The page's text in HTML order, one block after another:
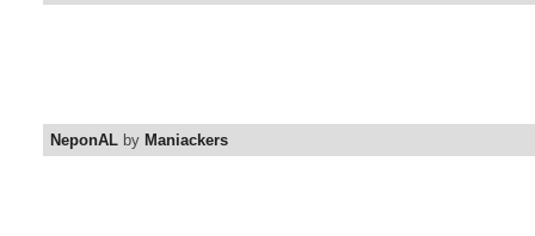
NeponAL by Maniackers